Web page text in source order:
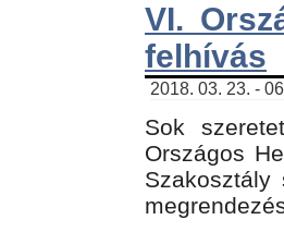
VI.
felhívás
2018. 03. 23. -
Sok
Országos